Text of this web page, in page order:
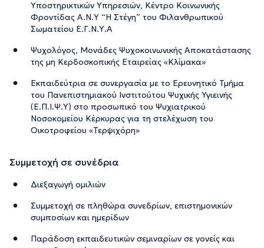
Υποστηρικτικών Υπηρεσιών, Κέντρο Κοινωνικής
Φροντίδας Α.Ν.Υ “Η Στέγη” του Φιλανθρωπικού
Σωματείου Ε.Γ.Ν.Υ.Α
Ψυχολόγος, Μονάδες Ψυχοκοινωνικής Αποκατάστασης
της μη Κερδοσκοπικής Εταιρείας «Κλίμακα»
Εκπαιδεύτρια σε συνεργασία με το Ερευνητικό Τμήμα
του Πανεπιστημιακού Ινστιτούτου Ψυχικής Υγιεινής
(Ε.Π.Ι.Ψ.Υ) στο προσωπικό του Ψυχιατρικού
Νοσοκομείου Κέρκυρας για τη στελέχωση του
Οικοτροφείου «Τερψιχόρη»
Συμμετοχή σε συνέδρια
Διεξαγωγή ομιλιών
Συμμετοχή σε πληθώρα συνεδρίων, επιστημονικών
συμποσίων και ημερίδων
Παράδοση εκπαιδευτικών σεμιναρίων σε γονείς και